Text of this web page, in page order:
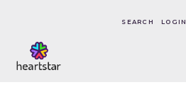
LOGIN